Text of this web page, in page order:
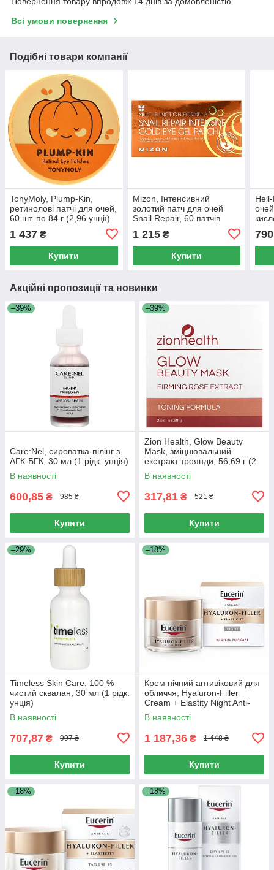
Всі умови повернення
Подібні товари компанії
TonyMoly, Plump-Kin,
ретинолові патчі для очей,
60 шт. по 84 г (2,96 унції)
1 437 ₴
Купити
Mizon, Інтенсивний
золотий патч для очей
Snail Repair, 60 патчів
1 215₴
Купити
790
Акційні пропозиції та новинки
–39%
Care:Nel, сироватка-пілінг з
АГК-БГК, 30 мл (1 рідк. унція)
В наявності
600,85 ₴ 985 ₴
Купити
–39%
Zion Health, Glow Beauty
Mask, зміцнювальний
екстракт троянди, 56,69 г (2
унції)
В наявності
317,81 ₴ 521 ₴
Купити
–29%
Timeless Skin Care, 100 %
чистий сквалан, 30 мл (1 рідк.
унція)
В наявності
707,87 ₴ 997 ₴
Купити
–18%
Крем нічний антивіковий для
обличчя, Hyaluron-Filler
Cream + Elastity Night Anti-
Aging for Face, Eucerin, 50 мл
В наявності
1 187,36 ₴ 1 448 ₴
Купити
–18% –18%